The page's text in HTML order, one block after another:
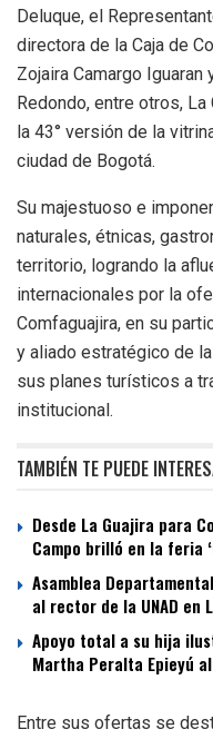
Deluque, el
directora de la Caja de
Zojaira Camargo Iguaran
Redondo, entre otros, La
la 43° versión de la
ciudad de Bogotá.
Su majestuoso e
naturales, étnicas,
territorio, logrando la
internacionales por la
Comfaguajira, en su
y aliado estratégico de
sus planes turísticos a
institucional.
TAMBIÉN TE PUEDE
Desde La Guajira para
Campo brilló en la feria
Asamblea
al rector de la UNAD en
Apoyo total a su hija
Martha Peralta Epieyú
Entre sus ofertas se